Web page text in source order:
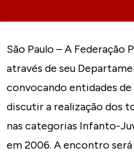
São Paulo – A Federação
através de seu
convocando entidades
discutir a realização dos
nas categorias Infanto-
em 2006. A encontro